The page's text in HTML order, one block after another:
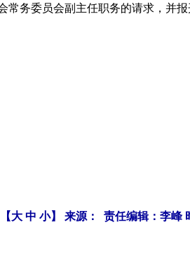
常务委员会副主任职务的请求，并
大 中 小】 来源： 责任编辑：李峰